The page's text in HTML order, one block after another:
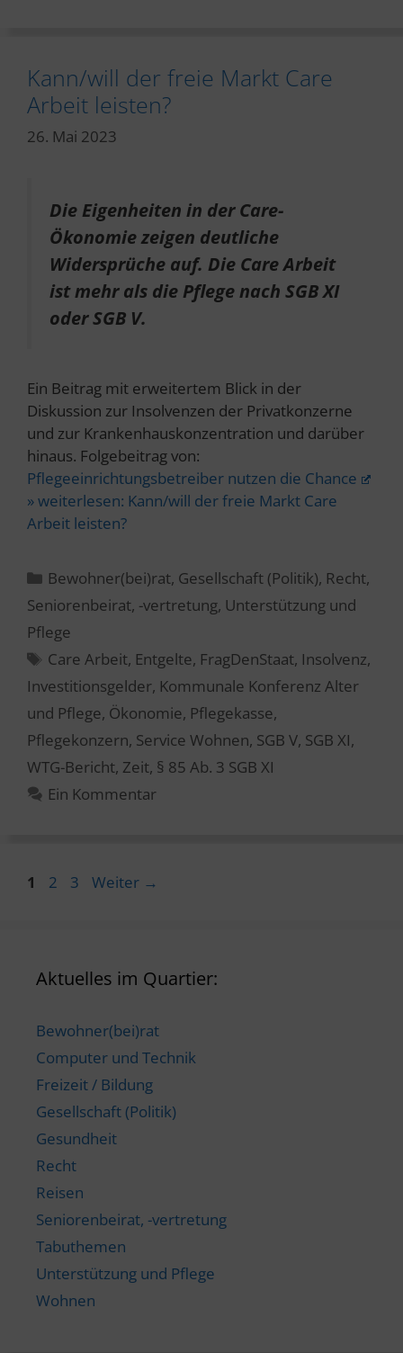
Kann/will der freie Markt Care
Arbeit leisten?
26. Mai 2023
Die Eigenheiten in der Care-
Ökonomie zeigen deutliche
Widersprüche auf. Die Care Arbeit
ist mehr als die Pflege nach SGB XI
oder SGB V.
Ein Beitrag mit erweitertem Blick in der
Diskussion zur Insolvenzen der Privatkonzerne
und zur Krankenhauskonzentration und darüber
hinaus. Folgebeitrag von:
Pflegeeinrichtungsbetreiber nutzen die Chance
» weiterlesen: Kann/will der freie Markt Care
Arbeit leisten?
Kategorien
Bewohner(bei)rat, Gesellschaft (Politik), Recht,
Seniorenbeirat, -vertretung, Unterstützung und
Pflege
Schlagwörter
Care Arbeit, Entgelte, FragDenStaat, Insolvenz,
Investitionsgelder, Kommunale Konferenz Alter
und Pflege, Ökonomie, Pflegekasse,
Pflegekonzern, Service Wohnen, SGB V, SGB XI,
WTG-Bericht, Zeit, § 85 Ab. 3 SGB XI
Ein Kommentar
Seite
1 Seite
2 Seite
3 Weiter →
Aktuelles im Quartier:
Bewohner(bei)rat
Computer und Technik
Freizeit / Bildung
Gesellschaft (Politik)
Gesundheit
Recht
Reisen
Seniorenbeirat, -vertretung
Tabuthemen
Unterstützung und Pflege
Wohnen